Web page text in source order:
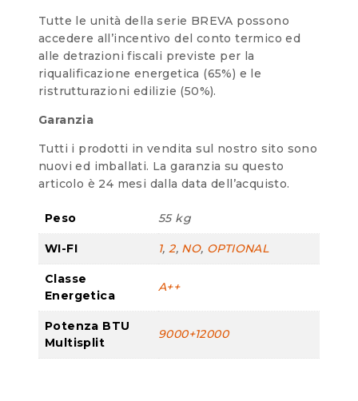
Tutte le unità della serie BREVA possono
accedere all’incentivo del conto termico ed
alle detrazioni fiscali previste per la
riqualificazione energetica (65%) e le
ristrutturazioni edilizie (50%).
Garanzia
Tutti i prodotti in vendita sul nostro sito sono
nuovi ed imballati. La garanzia su questo
articolo è 24 mesi dalla data dell’acquisto.
Peso 55 kg
WI-FI 1,2, NO, OPTIONAL
Classe
Energetica
A++
Potenza BTU
Multisplit
9000+12000